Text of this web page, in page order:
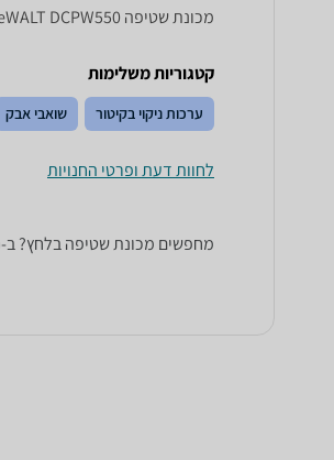
‏מכונת שטיפה DeWALT DCPW 550, DCPW550 DeWALT , DeWALT DCPW550
קטגוריות משלימות
ערכות ניקוי בקיטור שואבי אבק
לחוות דעת ופרטי החנויות
מחפשים מכונת שטיפה בלחץ? ב-zap השוואת מחירים תמצאו מגוון מכונות שטיפה בלחץ קיטור של טובי היצרנים: Karcher, Lavor, Makita, Bosch ועוד.